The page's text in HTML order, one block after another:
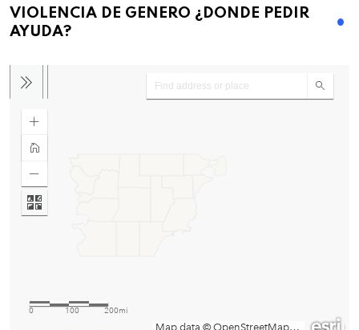
VIOLENCIA DE GENERO ¿DONDE PEDIR
AYUDA?